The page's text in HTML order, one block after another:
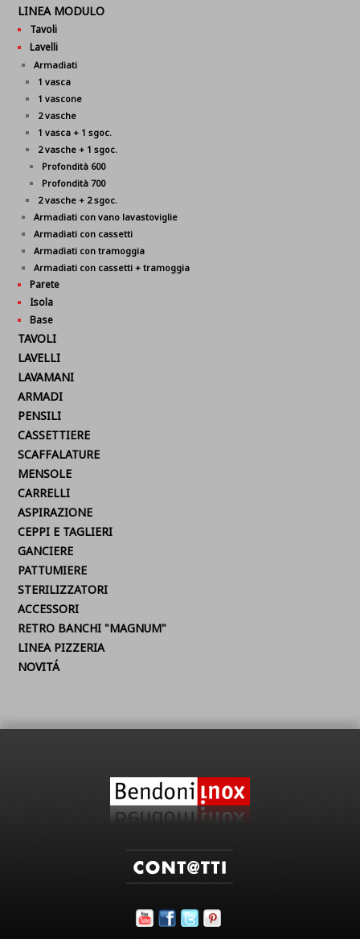
LINEA MODULO
Tavoli
Lavelli
Armadiati
1 vasca
1 vascone
2 vasche
1 vasca + 1 sgoc.
2 vasche + 1 sgoc.
Profondità 600
Profondità 700
2 vasche + 2 sgoc.
Armadiati con vano lavastoviglie
Armadiati con cassetti
Armadiati con tramoggia
Armadiati con cassetti + tramoggia
Parete
Isola
Base
TAVOLI
LAVELLI
LAVAMANI
ARMADI
PENSILI
CASSETTIERE
SCAFFALATURE
MENSOLE
CARRELLI
ASPIRAZIONE
CEPPI E TAGLIERI
GANCIERE
PATTUMIERE
STERILIZZATORI
ACCESSORI
RETRO BANCHI "MAGNUM"
LINEA PIZZERIA
NOVITÁ